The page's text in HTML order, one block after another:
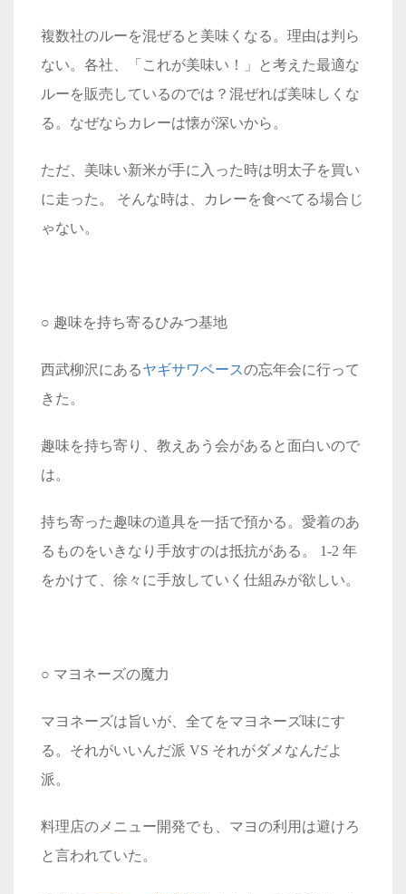
複数社のルーを混ぜると美味くなる。理由は判ら
ない。各社、「これが美味い！」と考えた最適な
ルーを販売しているのでは？混ぜれば美味しくな
る。なぜならカレーは懐が深いから。
ただ、美味い新米が手に入った時は明太子を買い
に走った。 そんな時は、カレーを食べてる場合じ
ゃない。
○ 趣味を持ち寄るひみつ基地
西武柳沢にあるヤギサワベースの忘年会に行って
きた。
趣味を持ち寄り、教えあう会があると面白いので
は。
持ち寄った趣味の道具を一括で預かる。愛着のあ
るものをいきなり手放すのは抵抗がある。 1-2 年
をかけて、徐々に手放していく仕組みが欲しい。
○ マヨネーズの魔力
マヨネーズは旨いが、全てをマヨネーズ味にす
る。それがいいんだ派 VS それがダメなんだよ
派。
料理店のメニュー開発でも、マヨの利用は避けろ
と言われていた。